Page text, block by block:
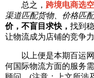
总之， 跨境电商选
渠道匹配货物、价格匹
价，不盲目求快， 找到
让物流成为店铺的竞争
以上便是本期百运网
何国际物流方面的服务